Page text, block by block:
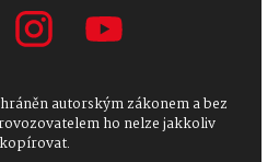
ho nelze jakkoliv
kopírovat.